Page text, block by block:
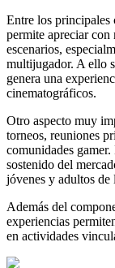
Entre los principales
permite apreciar
escenarios,
multijugador. A ello
genera una
cinematográficos.
Otro aspecto muy
torneos, reuniones
comunidades
sostenido del
jóvenes y adultos
Además del
experiencias
en actividades